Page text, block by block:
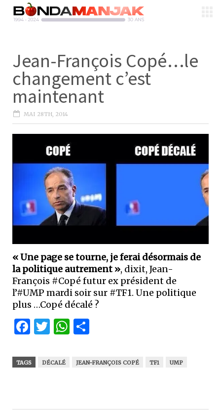
Jean-François Copé…le
changement c’est
maintenant
MAI 28TH, 2014
« Une page se tourne, je ferai désormais de
la politique autrement », dixit, Jean-
François #Copé futur ex président de
l’#UMP mardi soir sur #TF1. Une politique
plus …Copé décalé ?
Facebook
Twitter
WhatsApp
TAGS DÉCALÉ JEAN-FRANÇOIS COPÉ TF1 UMP